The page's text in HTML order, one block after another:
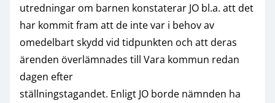
utredningar om barnen konstaterar JO bl.a. att det
har kommit fram att de inte var i behov av
omedelbart skydd vid tidpunkten och att deras
ärenden överlämnades till Vara kommun redan
dagen efter
ställningstagandet. Enligt JO borde nämnden ha